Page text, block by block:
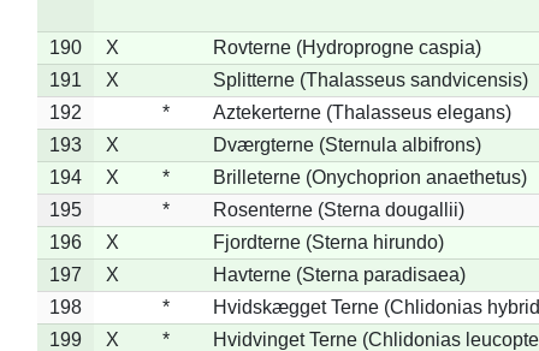
190 X
Rovterne (Hydroprogne caspia)
191
X
Splitterne (Thalasseus sandvicensis)
192
*
Aztekerterne (Thalasseus elegans)
193
X
Dværgterne (Sternula albifrons)
194
X *
Brilleterne (Onychoprion anaethetus)
195
*
Rosenterne (Sterna dougallii)
196
X
Fjordterne (Sterna hirundo)
197
X
Havterne (Sterna paradisaea)
198
*
Hvidskægget Terne (Chlidonias
199
X *
Hvidvinget Terne (Chlidonias